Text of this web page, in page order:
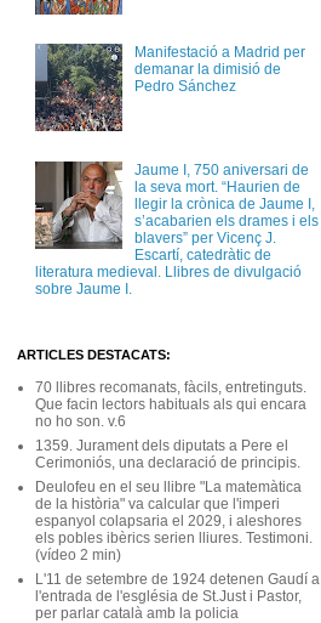
Manifestació a Madrid per
demanar la dimisió de
Pedro Sánchez
Jaume I, 750 aniversari de
la seva mort. “Haurien de
llegir la crònica de Jaume I,
s’acabarien els drames i els
blavers” per Vicenç J.
Escartí, catedràtic de
literatura medieval. Llibres de divulgació
sobre Jaume I.
ARTICLES DESTACATS:
70 llibres recomanats, fàcils, entretinguts.
Que facin lectors habituals als qui encara
no ho son. v.6
1359. Jurament dels diputats a Pere el
Cerimoniós, una declaració de principis.
Deulofeu en el seu llibre "La matemàtica
de la història" va calcular que l'imperi
espanyol colapsaria el 2029, i aleshores
els pobles ibèrics serien lliures. Testimoni.
(vídeo 2 min)
L'11 de setembre de 1924 detenen Gaudí a
l'entrada de l'església de St.Just i Pastor,
per parlar català amb la policia